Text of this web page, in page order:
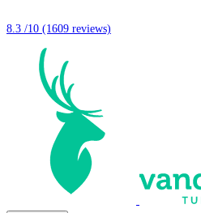
8.3 /10 (1609 reviews)